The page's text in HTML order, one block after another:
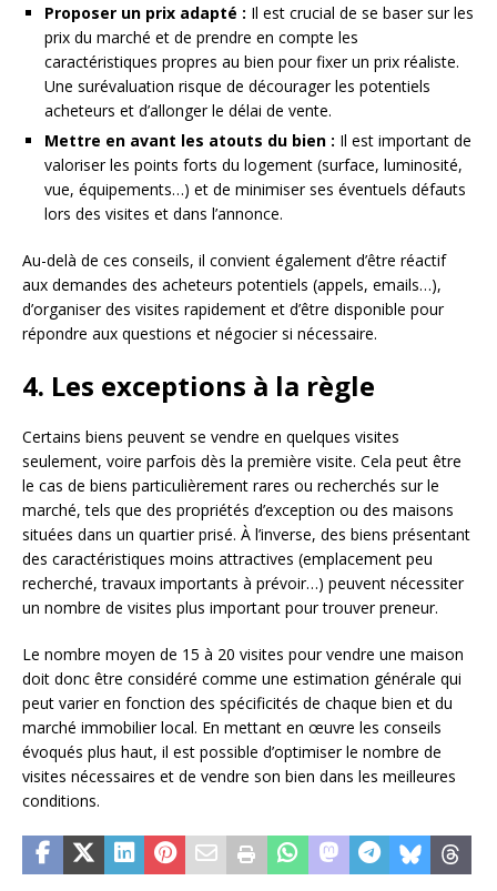
Proposer un prix adapté : Il est crucial de se baser sur les
prix du marché et de prendre en compte les
caractéristiques propres au bien pour fixer un prix réaliste.
Une surévaluation risque de décourager les potentiels
acheteurs et d’allonger le délai de vente.
Mettre en avant les atouts du bien : Il est important de
valoriser les points forts du logement (surface, luminosité,
vue, équipements…) et de minimiser ses éventuels défauts
lors des visites et dans l’annonce.
Au-delà de ces conseils, il convient également d’être réactif
aux demandes des acheteurs potentiels (appels, emails…),
d’organiser des visites rapidement et d’être disponible pour
répondre aux questions et négocier si nécessaire.
4. Les exceptions à la règle
Certains biens peuvent se vendre en quelques visites
seulement, voire parfois dès la première visite. Cela peut être
le cas de biens particulièrement rares ou recherchés sur le
marché, tels que des propriétés d’exception ou des maisons
situées dans un quartier prisé. À l’inverse, des biens présentant
des caractéristiques moins attractives (emplacement peu
recherché, travaux importants à prévoir…) peuvent nécessiter
un nombre de visites plus important pour trouver preneur.
Le nombre moyen de 15 à 20 visites pour vendre une maison
doit donc être considéré comme une estimation générale qui
peut varier en fonction des spécificités de chaque bien et du
marché immobilier local. En mettant en œuvre les conseils
évoqués plus haut, il est possible d’optimiser le nombre de
visites nécessaires et de vendre son bien dans les meilleures
conditions.